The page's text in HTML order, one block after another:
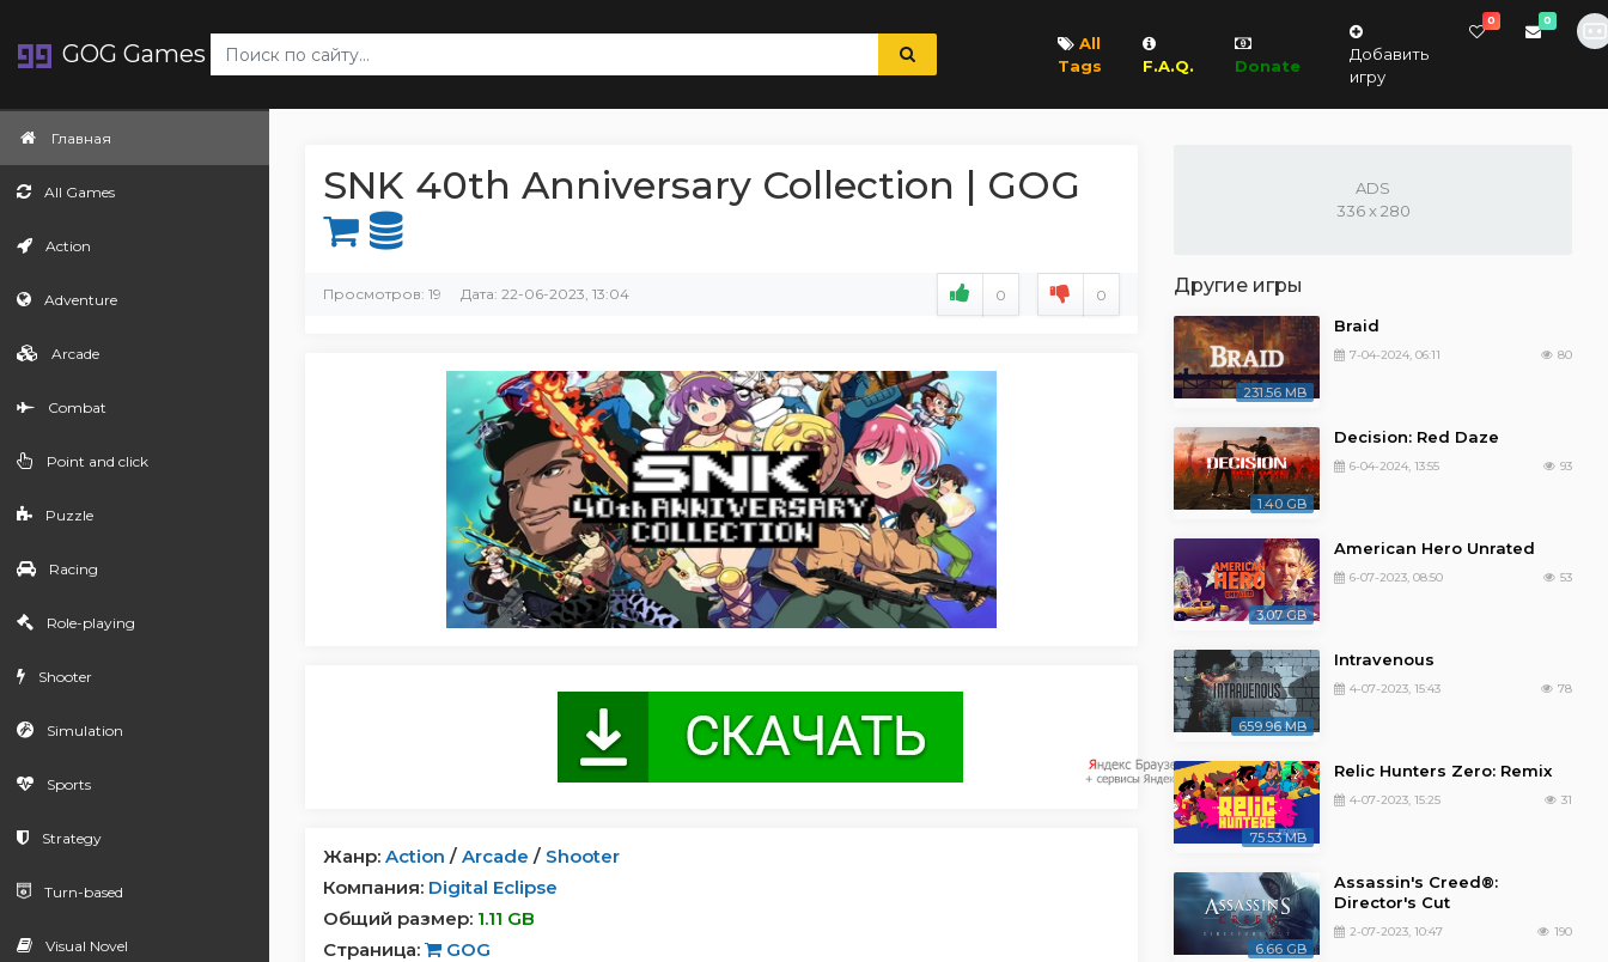
GOG Games
All
Tags
F.A.Q. Donate
Добавить
игру
0 0
Главная
All Games
Action
Adventure
Arcade
Combat
Point and click
Puzzle
Racing
Role-playing
Shooter
Simulation
Sports
Strategy
Turn-based
Visual Novel
SNK 40th Anniversary Collection | GOG
Просмотров: 19 Дата: 22-06-2023, 13:04 0 0
Жанр: Action / Arcade / Shooter
Компания: Digital Eclipse
Общий размер: 1.11 GB
Страница:
GOG
ADS
336 x 280
Другие игры
231.56 MB
Braid
7-04-2024, 06:11 80
1.40 GB
Decision: Red Daze
6-04-2024, 13:55 93
3.07 GB
American Hero Unrated
6-07-2023, 08:50 53
659.96 MB
Intravenous
4-07-2023, 15:43 78
75.53 MB
Relic Hunters Zero: Remix
4-07-2023, 15:25 31
6.66 GB
Assassin's Creed®:
Director's Cut
2-07-2023, 10:47 190